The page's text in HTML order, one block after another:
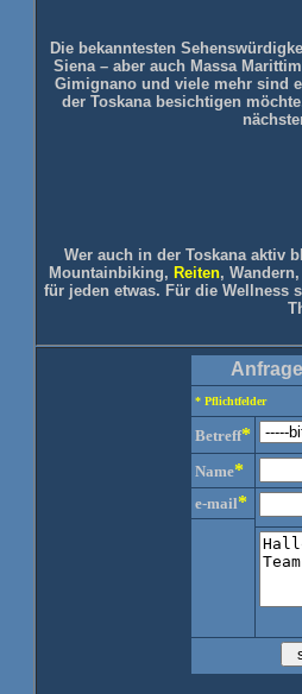
Die bekanntesten
Siena – aber auch Massa
Gimignano und viele mehr sind
der Toskana besichtigen
Wer auch in der Toskana aktiv
Mountainbiking, Reiten,
für jeden etwas. Für die Wellness
* Pflichtfelder
Betreff*
Name*
e-mail*